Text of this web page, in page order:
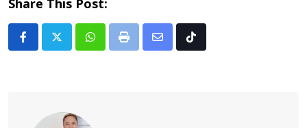
Share This Post:
Whatsapp
Print
Share Tiktok